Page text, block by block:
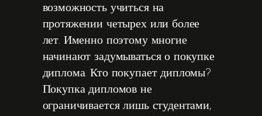
возможность учиться на
протяжении четырех или более
лет. Именно поэтому многие
начинают задумываться о покупке
диплома. Кто покупает дипломы?
Покупка дипломов не
ограничивается лишь студентами,